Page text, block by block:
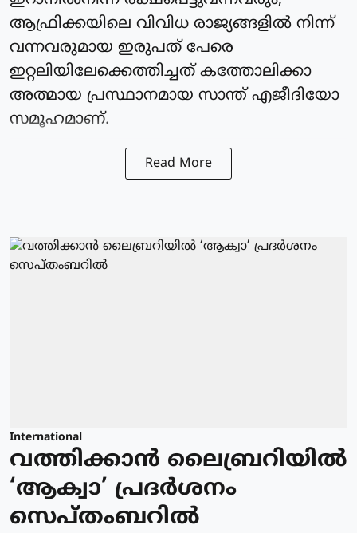
ആഫ്രിക്കയിലെ വിവിധ രാജ്യങ്ങളില്‍ നിന്ന്
വന്നവരുമായ ഇരുപത് പേരെ
ഇറ്റലിയിലേക്കെത്തിച്ചത് കത്തോലിക്കാ
അത്മായ പ്രസ്ഥാനമായ സാന്ത് എജീദിയോ
സമൂഹമാണ്.
Read More
International
വത്തിക്കാന്‍ ലൈബ്രറിയില്‍
‘ആക്വാ’ പ്രദര്‍ശനം
സെപ്തംബറില്‍